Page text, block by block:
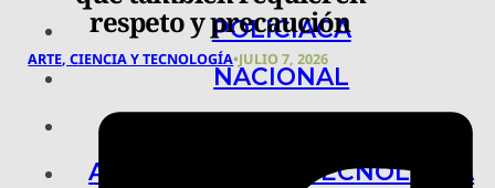
POLICIACA
NACIONAL
ARTE, CIENCIA Y TECNOLOGÍA
respeto y precaución
ARTE, CIENCIA Y TECNOLOGÍA•JULIO 7, 2026